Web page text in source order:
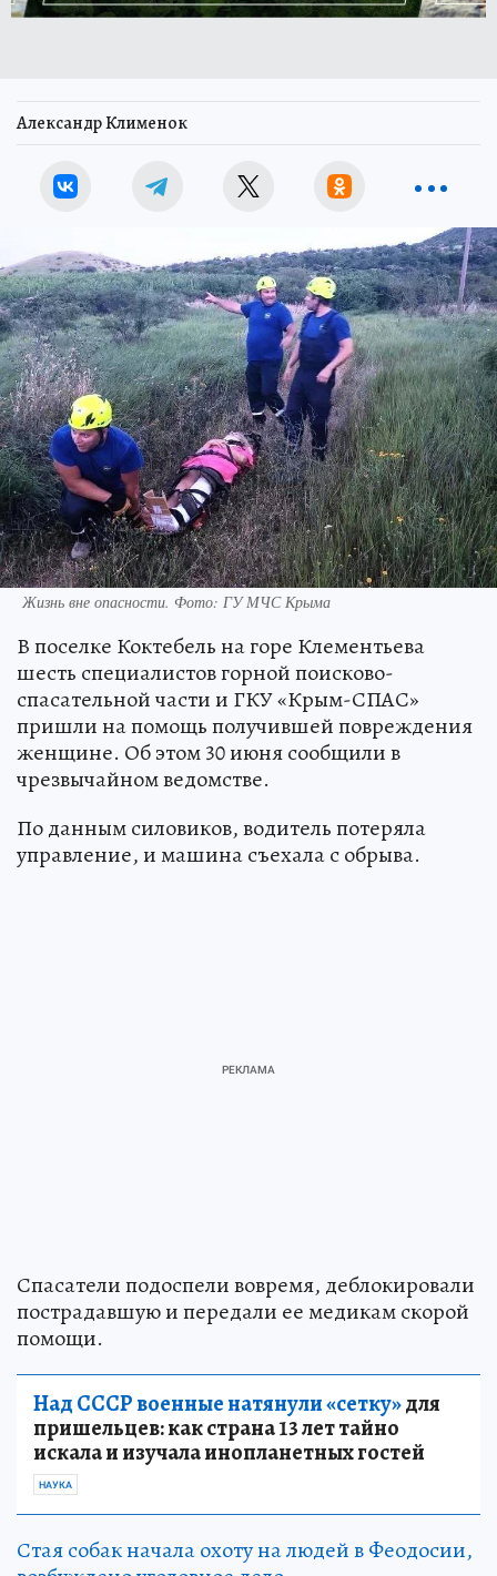
Александр Клименок
Жизнь вне опасности. Фото: ГУ МЧС Крыма
В поселке Коктебель на горе Клементьева
шесть специалистов горной поисково-
спасательной части и ГКУ «Крым-СПАС»
пришли на помощь получившей повреждения
женщине. Об этом 30 июня сообщили в
чрезвычайном ведомстве.
По данным силовиков, водитель потеряла
управление, и машина съехала с обрыва.
Спасатели подоспели вовремя, деблокировали
пострадавшую и передали ее медикам скорой
помощи.
Над СССР военные натянули «сетку»для
пришельцев: как страна 13 лет тайно
искала и изучала инопланетных гостей
НАУКА
Стая собак начала охоту на людей в Феодосии,